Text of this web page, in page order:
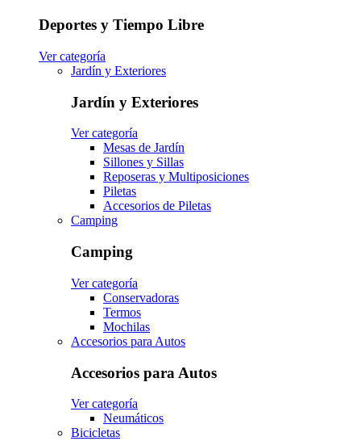
Deportes y Tiempo Libre
Ver categoría
Jardín y Exteriores
Jardín y Exteriores
Ver categoría
Mesas de Jardín
Sillones y Sillas
Reposeras y Multiposiciones
Piletas
Accesorios de Piletas
Camping
Camping
Ver categoría
Conservadoras
Termos
Mochilas
Accesorios para Autos
Accesorios para Autos
Ver categoría
Neumáticos
Bicicletas